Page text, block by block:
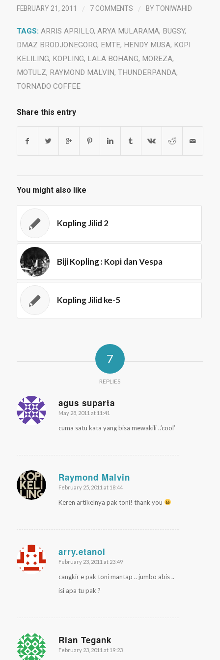
FEBRUARY 21, 2011 / 7 COMMENTS / BY TONIWAHID
TAGS: ARRIS APRILLO, ARYA MULARAMA, BUGSY,
DMAZ BRODJONEGORO, EMTE, HENDY MUSA, KOPI
KELILING, KOPLING, LALA BOHANG, MOREZA,
MOTULZ, RAYMOND MALVIN, THUNDERPANDA,
TORNADO COFFEE
Share this entry
You might also like
Kopling Jilid 2
Biji Kopling : Kopi dan Vespa
Kopling Jilid ke-5
7
REPLIES
agus suparta
says:
May 28, 2011 at 11:41
cuma satu kata yang bisa mewakili ..’cool’
Raymond Malvin
says:
February 25, 2011 at 18:44
Keren artikelnya pak toni! thank you
arry.etanol
says:
February 23, 2011 at 23:49
cangkir e pak toni mantap .. jumbo abis ..
isi apa tu pak ?
Rian Tegank
says:
February 23, 2011 at 19:23